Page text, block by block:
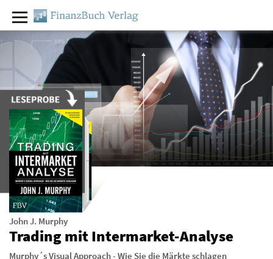
John J. Murphy
Trading mit Intermarket-Analyse
Murphy´s Visual Approach - Wie Sie die Märkte schlagen